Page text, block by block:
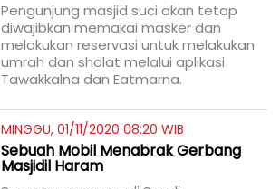
Pengunjung masjid suci akan tetap
diwajibkan memakai masker dan
melakukan reservasi untuk melakukan
umrah dan sholat melalui aplikasi
Tawakkalna dan Eatmarna.
MINGGU, 01/11/2020 08:20 WIB
Sebuah Mobil Menabrak Gerbang
Masjidil Haram